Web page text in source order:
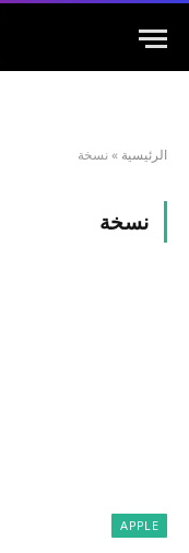
الرئيسية »نسخة
نسخة
APPLE